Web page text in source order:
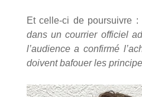
Et celle-ci de pour­suivre
dans un cour­rier offi­ciel
l’audience a confir­mé
doivent bafouer les